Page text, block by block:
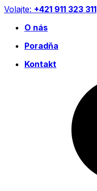
Preskočiť
obsah
Volajte: +421 911 323 311
O nás
Poradňa
Kontakt